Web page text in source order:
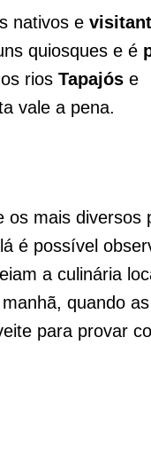
nativos e
quiosques e é
rios Tapajós e
vale a pena.
os mais diversos
é possível
a culinária
quando
para provar